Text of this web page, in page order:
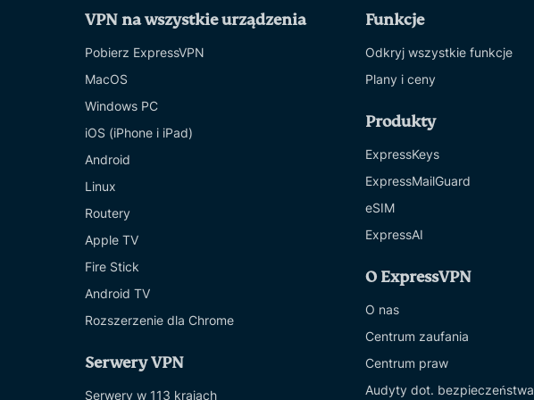
VPN na wszystkie urządzenia
Pobierz ExpressVPN
MacOS
Windows PC
iOS (iPhone i iPad)
Android
Linux
Routery
Apple TV
Fire Stick
Android TV
Rozszerzenie dla Chrome
Serwery VPN
Serwery w 113 krajach
Funkcje
Odkryj wszystkie funkcje
Plany i ceny
Produkty
ExpressKeys
ExpressMailGuard
eSIM
ExpressAI
O ExpressVPN
O nas
Centrum zaufania
Centrum praw
Audyty dot. bezpieczeństwa